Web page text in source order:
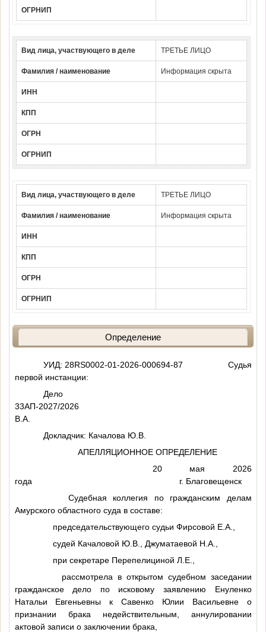
ОГРНИП
Вид лица, участвующего в деле ТРЕТЬЕ ЛИЦО
Фамилия / наименование Информация скрыта
ИНН
КПП
ОГРН
ОГРНИП
Вид лица, участвующего в деле ТРЕТЬЕ ЛИЦО
Фамилия / наименование Информация скрыта
ИНН
КПП
ОГРН
ОГРНИП
Определение
УИД: 28RS0002-01-2026-000694-87 Судья
первой инстанции:
Дело
33АП-2027/2026
В.А.
Докладчик: Качалова Ю.В.
АПЕЛЛЯЦИОННОЕ ОПРЕДЕЛЕНИЕ
20 мая 2026
года г. Благовещенск
Судебная коллегия по гражданским делам
Амурского областного суда в составе:
председательствующего судьи Фирсовой Е.А.,
судей Качаловой Ю.В., Джуматаевой Н.А.,
при секретаре Перепелициной Л.Е.,
рассмотрела в открытом судебном заседании
гражданское дело по исковому заявлению Енуленко
Натальи Евгеньевны к Савенко Юлии Васильевне о
признании брака недействительным, аннулировании
актовой записи о заключении брака,